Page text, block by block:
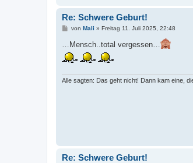
Re: Schwere Geburt!
B
t
r
a
von Mali » Freitag 11. Juli 2025, 22:48
…Mensch..total vergessen…
Alle sagten: Das geht nicht! Dann kam eine,
Re: Schwere Geburt!